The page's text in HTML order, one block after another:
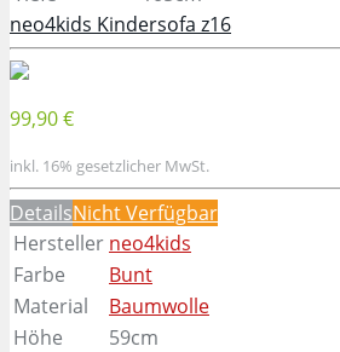
neo4kids Kindersofa z16
99,90 €
inkl. 16% gesetzlicher MwSt.
DetailsNicht Verfügbar
Hersteller neo4kids
Farbe
Bunt
Material
Baumwolle
Höhe
59cm